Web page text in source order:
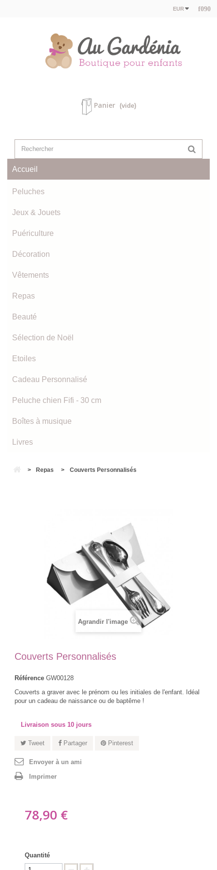
EUR
Panier (vide)
Accueil
Peluches
Jeux & Jouets
Puériculture
Décoration
Vêtements
Repas
Beauté
Sélection de Noël
Etoiles
Cadeau Personnalisé
Peluche chien Fifi - 30 cm
Boîtes à musique
Livres
> Repas > Couverts Personnalisés
Agrandir l'image
Couverts Personnalisés
Référence GW00128
Couverts a graver avec le prénom ou les initiales de l'enfant. Idéal
pour un cadeau de naissance ou de baptême !
Livraison sous 10 jours
Tweet Partager Pinterest
Envoyer à un ami
Imprimer
78,90 €
Quantité